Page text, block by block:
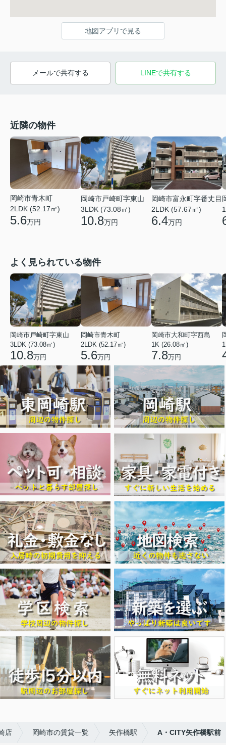
地図アプリで見る
メールで共有する LINEで共有する
近隣の物件
岡崎市青木町
2LDK (52.17㎡)
5.6万円
岡崎市戸崎町字東山
3LDK (73.08㎡)
10.8万円
岡崎市富永町字番丈目
2LDK (57.67㎡)
6.4万円
よく見られている物件
岡崎市戸崎町字東山
3LDK (73.08㎡)
10.8万円
岡崎市青木町
2LDK (52.17㎡)
5.6万円
岡崎市大和町字西島
1K (26.08㎡)
7.8万円
店 岡崎市の賃貸一覧 矢作橋駅 A・CITY矢作橋駅前